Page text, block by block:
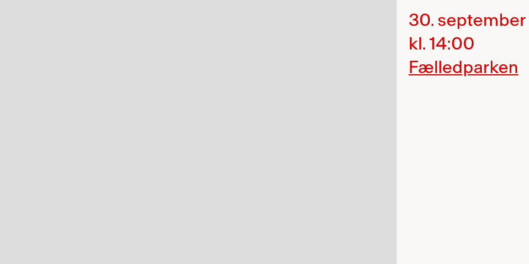
30.
kl. 14:00
Fælledparken